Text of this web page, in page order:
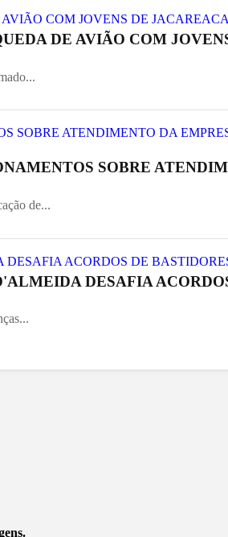
DE AVIÃO COM
SOBRE
de...
DESAFIA